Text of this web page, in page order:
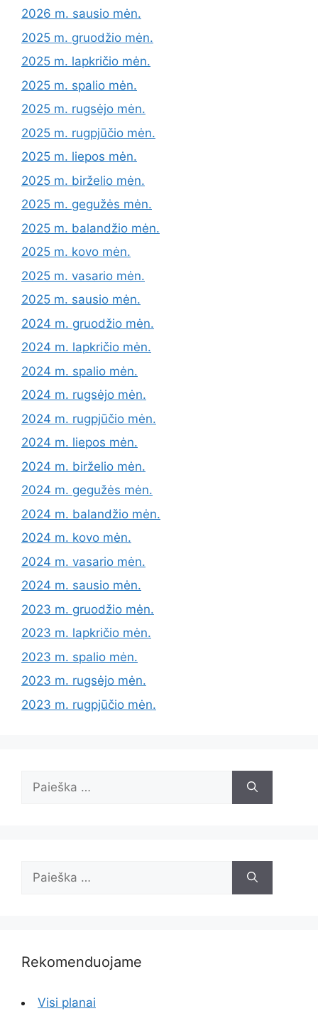
2026 m. sausio mėn.
2025 m. gruodžio mėn.
2025 m. lapkričio mėn.
2025 m. spalio mėn.
2025 m. rugsėjo mėn.
2025 m. rugpjūčio mėn.
2025 m. liepos mėn.
2025 m. birželio mėn.
2025 m. gegužės mėn.
2025 m. balandžio mėn.
2025 m. kovo mėn.
2025 m. vasario mėn.
2025 m. sausio mėn.
2024 m. gruodžio mėn.
2024 m. lapkričio mėn.
2024 m. spalio mėn.
2024 m. rugsėjo mėn.
2024 m. rugpjūčio mėn.
2024 m. liepos mėn.
2024 m. birželio mėn.
2024 m. gegužės mėn.
2024 m. balandžio mėn.
2024 m. kovo mėn.
2024 m. vasario mėn.
2024 m. sausio mėn.
2023 m. gruodžio mėn.
2023 m. lapkričio mėn.
2023 m. spalio mėn.
2023 m. rugsėjo mėn.
2023 m. rugpjūčio mėn.
Rekomenduojame
Visi planai